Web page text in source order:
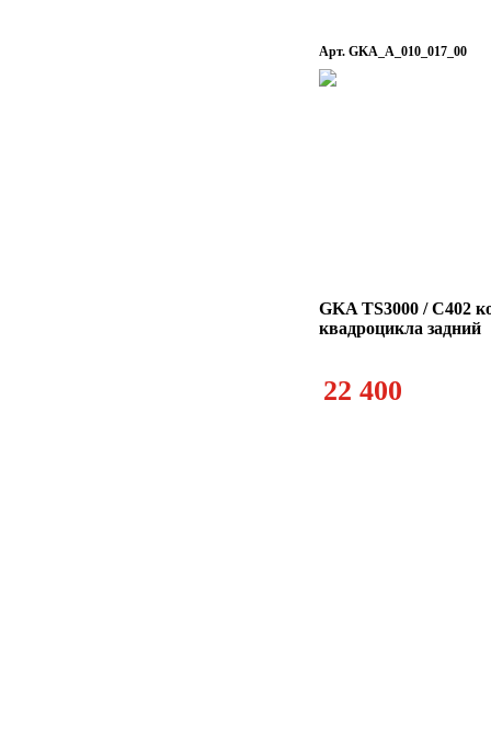
Арт. GKA_A_010_017_00
GKA TS3000 / C402
квадроцикла задний
22 400